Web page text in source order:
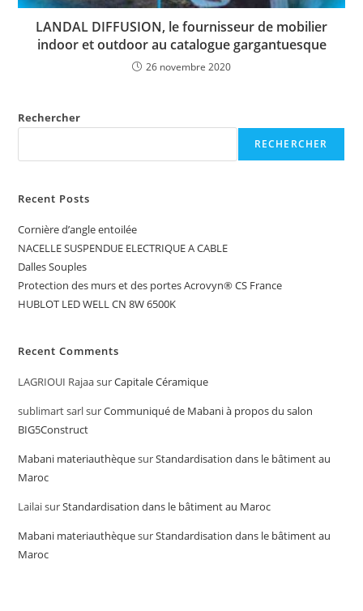
LANDAL DIFFUSION, le fournisseur de mobilier
indoor et outdoor au catalogue gargantuesque
26 novembre 2020
Rechercher
RECHERCHER
Recent Posts
Cornière d’angle entoilée
NACELLE SUSPENDUE ELECTRIQUE A CABLE
Dalles Souples
Protection des murs et des portes Acrovyn® CS France
HUBLOT LED WELL CN 8W 6500K
Recent Comments
LAGRIOUI RajaasurCapitale Céramique
sublimart sarlsurCommuniqué de Mabani à propos du salon
BIG5Construct
Mabani materiauthèquesurStandardisation dans le bâtiment au
Maroc
LailaisurStandardisation dans le bâtiment au Maroc
Mabani materiauthèquesurStandardisation dans le bâtiment au
Maroc